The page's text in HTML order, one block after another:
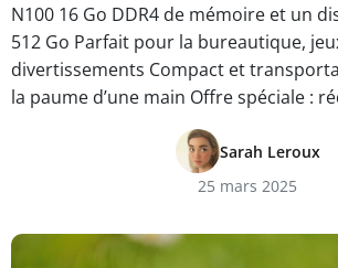
N100 16 Go DDR4 de mémoire et un
512 Go Parfait pour la bureautique,
divertissements Compact et
la paume d’une main Offre spéciale :
Sarah Leroux
25 mars 2025